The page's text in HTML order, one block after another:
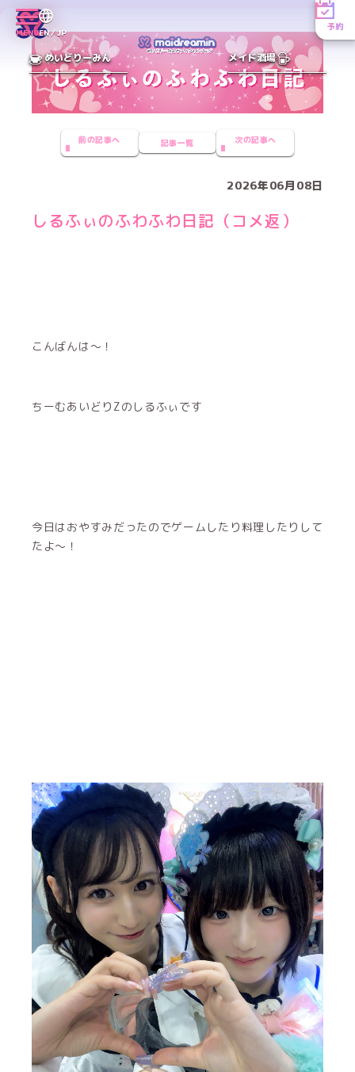
MENUEN／JP
予約
めいどりーみん メイド酒場
前の記事へ 記事一覧 次の記事へ
2026年06月08日
しるふぃのふわふわ日記（コメ返）
こんばんは〜！
ちーむあいどりZのしるふぃです
今日はおやすみだったのでゲームしたり料理したりして
たよ〜！